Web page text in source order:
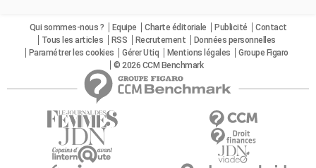
Qui sommes-nous ? Equipe Charte éditoriale Publicité
Contact
Tous les articles
RSS Recrutement
Données personnelles
Paramétrer les cookies
Gérer Utiq Mentions légales
Groupe Figaro
© 2026 CCM Benchmark